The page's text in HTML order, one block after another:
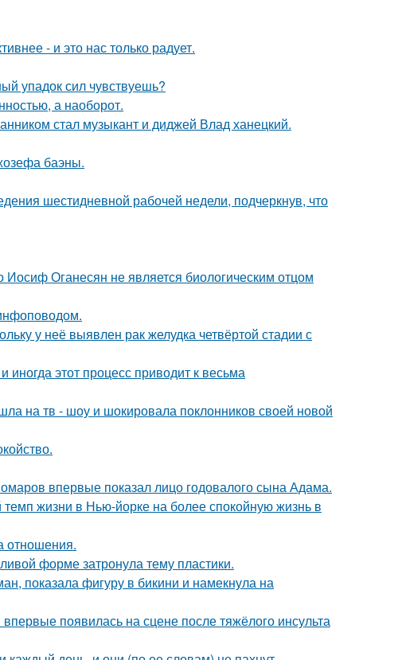
- и это нас только радует.
упадок сил чувствуешь?
а наоборот.
стал музыкант и диджей Влад ханецкий.
баэны.
шестидневной рабочей недели, подчеркнув, что
Оганесян не является биологическим отцом
у неё выявлен рак желудка четвёртой стадии с
иногда этот процесс приводит к весьма
на тв - шоу и шокировала поклонников своей новой
впервые показал лицо годовалого сына Адама.
жизни в Нью-йорке на более спокойную жизнь в
отношения.
форме затронула тему пластики.
показала фигуру в бикини и намекнула на
появилась на сцене после тяжёлого инсульта